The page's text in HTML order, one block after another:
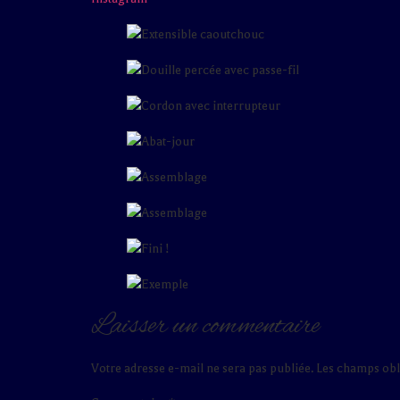
Laisser un commentaire
Votre adresse e-mail ne sera pas publiée. Les champs